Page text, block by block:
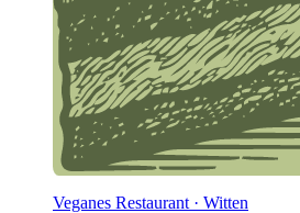
Veganes Restaurant · Witten